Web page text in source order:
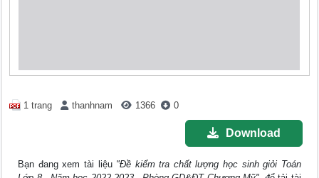
1 trang thanhnam 1366 0
Download
Bạn đang xem tài liệu "Đề kiểm tra chất lượng học sinh giỏi Toán